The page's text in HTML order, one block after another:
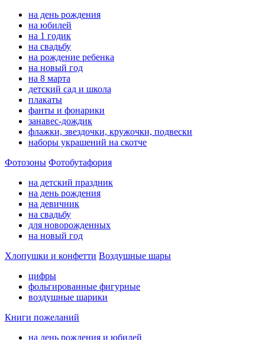
на день рождения
на юбилей
на 1 годик
на свадьбу
на рождение ребенка
на новый год
на 8 марта
детский сад и школа
плакаты
фанты и фонарики
занавес-дождик
флажки, звездочки, кружочки, подвески
наборы украшений на скотче
Фотозоны Фотобутафория
на детский праздник
на день рождения
на девичник
на свадьбу
для новорожденных
на новый год
Хлопушки и конфетти Воздушные шары
цифры
фольгированные фигурные
воздушные шарики
Книги пожеланий
на день рождения и юбилей